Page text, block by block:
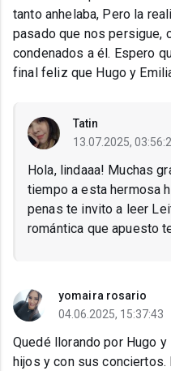
tanto anhelaba, Pero la
pasado que nos persigue,
condenados a él. Espero
final feliz que Hugo y
Tatin
13.07.2025,
Hola, lindaaa! Muchas
tiempo a esta hermosa
penas te invito a leer
romántica que apuesto
yomaira rosario
04.06.2025, 15:37:43
Quedé llorando por Hugo
hijos y con sus conciertos.